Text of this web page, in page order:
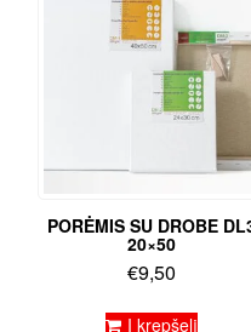
PORĖMIS SU DROBE
20×50
€9,50
Į krepšelį